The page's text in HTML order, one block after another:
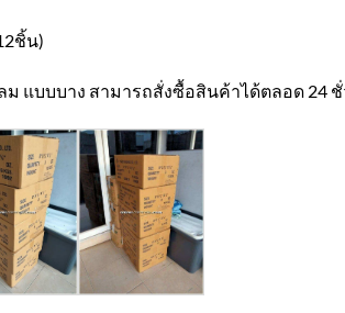
ชิ้น)
แบบบาง สามารถสั่งซื้อสินค้าได้ตลอด 24